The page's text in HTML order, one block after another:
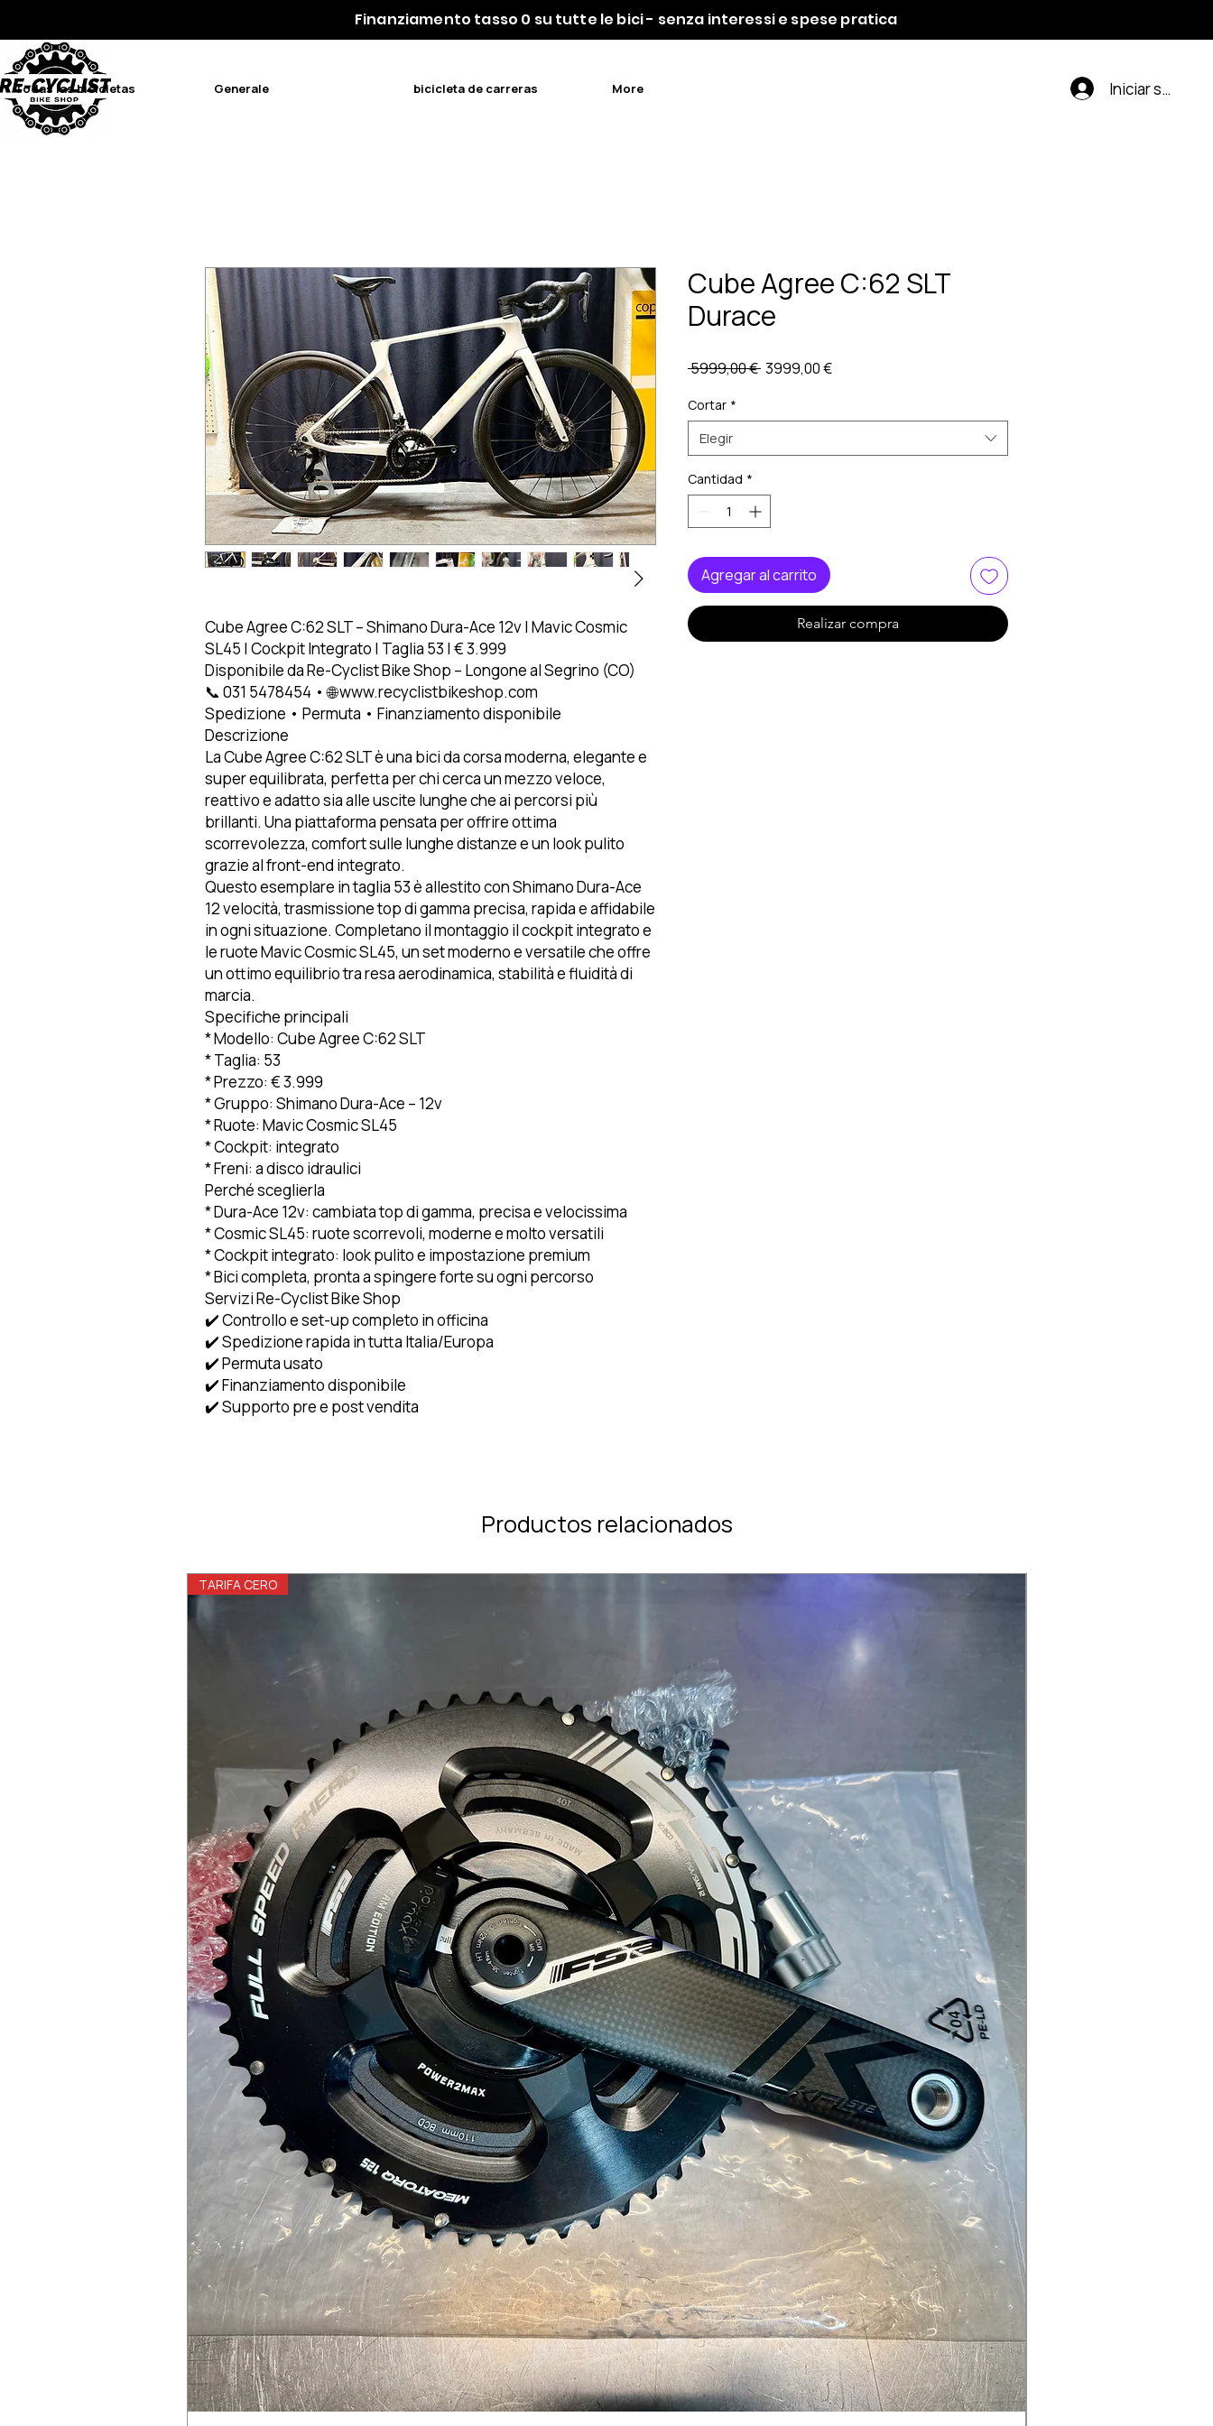
Finanziamento tasso 0 su tutte le bici - senza interessi e spese pratica
Todas las bicicletas Generale bicicleta de carreras More Iniciar sesión
Cube Agree C:62 SLT – Shimano Dura-Ace 12v | Mavic Cosmic
SL45 | Cockpit Integrato | Taglia 53 | € 3.999
Disponibile da Re-Cyclist Bike Shop – Longone al Segrino (CO)
📞 031 5478454 • 🌐 www.recyclistbikeshop.com
Spedizione • Permuta • Finanziamento disponibile
Descrizione
La Cube Agree C:62 SLT è una bici da corsa moderna, elegante e
super equilibrata, perfetta per chi cerca un mezzo veloce,
reattivo e adatto sia alle uscite lunghe che ai percorsi più
brillanti. Una piattaforma pensata per offrire ottima
scorrevolezza, comfort sulle lunghe distanze e un look pulito
grazie al front-end integrato.
Questo esemplare in taglia 53 è allestito con Shimano Dura-Ace
12 velocità, trasmissione top di gamma precisa, rapida e affidabile
in ogni situazione. Completano il montaggio il cockpit integrato e
le ruote Mavic Cosmic SL45, un set moderno e versatile che offre
un ottimo equilibrio tra resa aerodinamica, stabilità e fluidità di
marcia.
Specifiche principali
* Modello: Cube Agree C:62 SLT
* Taglia: 53
* Prezzo: € 3.999
* Gruppo: Shimano Dura-Ace – 12v
* Ruote: Mavic Cosmic SL45
* Cockpit: integrato
* Freni: a disco idraulici
Perché sceglierla
* Dura-Ace 12v: cambiata top di gamma, precisa e velocissima
* Cosmic SL45: ruote scorrevoli, moderne e molto versatili
* Cockpit integrato: look pulito e impostazione premium
* Bici completa, pronta a spingere forte su ogni percorso
Servizi Re-Cyclist Bike Shop
✔️ Controllo e set-up completo in officina
✔️ Spedizione rapida in tutta Italia/Europa
✔️ Permuta usato
✔️ Finanziamento disponibile
✔️ Supporto pre e post vendita
Cube Agree C:62 SLT
Durace
5999,00 € Precio
3999,00 €Precio
Cortar *
Elegir
Cantidad *
Agregar al carrito
Realizar compra
Productos relacionados
TARIFA CERO